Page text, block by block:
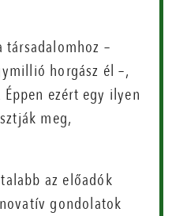
–
horgász él –,
ezért egy ilyen
meg,
az előadók
gondolatok